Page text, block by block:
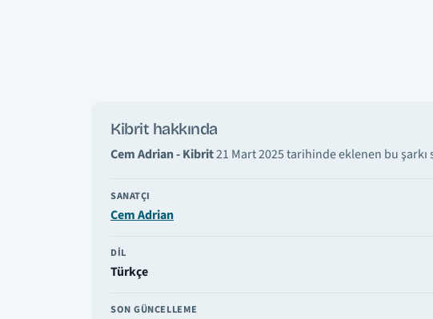
Kibrit hakkında
Cem Adrian - Kibrit21 Mart 2025 tarihinde eklenen bu
SANATÇI
Cem Adrian
DIL
Türkçe
SON GÜNCELLEME